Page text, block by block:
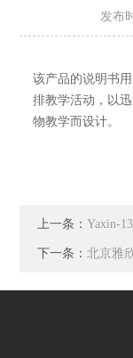
发布
该产品的说明书
排教学活动，以
物教学而设计。
上一条：Yaxin-
下一条：北京雅